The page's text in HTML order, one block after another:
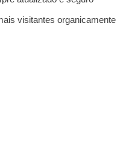
visitantes organicamente